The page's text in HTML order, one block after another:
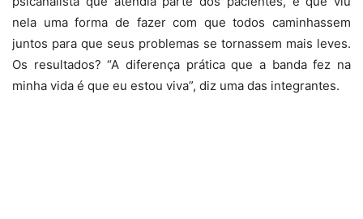
nela uma forma de fazer com que todos caminhassem
juntos para que seus problemas se tornassem mais leves.
Os resultados? “A diferença prática que a banda fez na
minha vida é que eu estou viva”, diz uma das integrantes.